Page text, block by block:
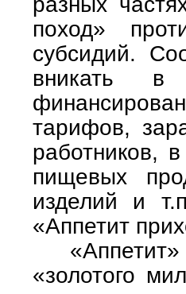
поход»
субсидий.
вникать в
тарифов,
работников,
пищевых
изделий и
«Аппетит
«золотого